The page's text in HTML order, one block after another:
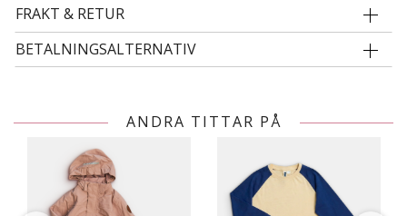
FRAKT & RETUR
BETALNINGSALTERNATIV
ANDRA TITTAR PÅ